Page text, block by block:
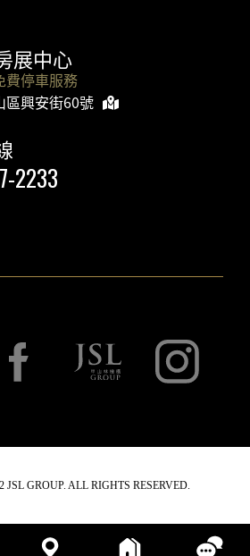
展中心
費停車服務
區興安街60號
2233
JSL GROUP. ALL RIGHTS RESERVED.